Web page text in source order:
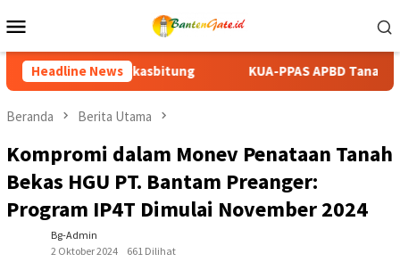
ke
Mobile
Headline News
KUA-PPAS APBD Tanah Datar 2027 Disepakati, DPRD dan
Beranda Berita Utama
Kompromi dalam Monev Penataan Tanah
Bekas HGU PT. Bantam Preanger:
Program IP4T Dimulai November 2024
Bg-Admin
2 Oktober 2024
661 Dilihat